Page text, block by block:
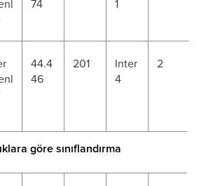
74
1
44.4
46
201
Inter
4
2
göre sınıflandırma